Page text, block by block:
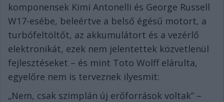
komponensek Kimi Antonelli és George Russell
W17-esébe, beleértve a belső égésű motort, a
turbófeltöltőt, az akkumulátort és a vezérlő
elektronikát, ezek nem jelentettek közvetlenül
fejlesztéseket – és mint Toto Wolff elárulta,
egyelőre nem is terveznek ilyesmit:
„Nem, csak szimplán új erőforrások voltak” –